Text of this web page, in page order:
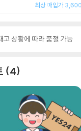
최상 매입가
고 상황에 따라 품절 가능
4